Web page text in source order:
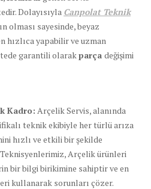
Dolayısıyla Canpolat Teknik
olması sayesinde, beyaz
hızlıca yapabilir ve uzman
garantili olarakparça değişimi
Kadro: Arçelik Servis, alanında
teknik ekibiyle her türlü arıza
hızlı ve etkili bir şekilde
Arçelik ürünleri
bir bilgi birikimine sahiptir ve en
kullanarak sorunları çözer.